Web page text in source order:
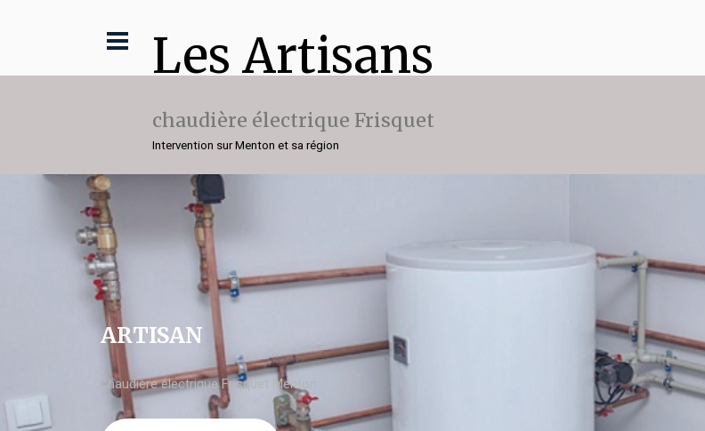
Les Artisans
chaudière électrique Frisquet
Intervention sur Menton et sa région
ARTISAN
chaudière électrique Frisquet Menton